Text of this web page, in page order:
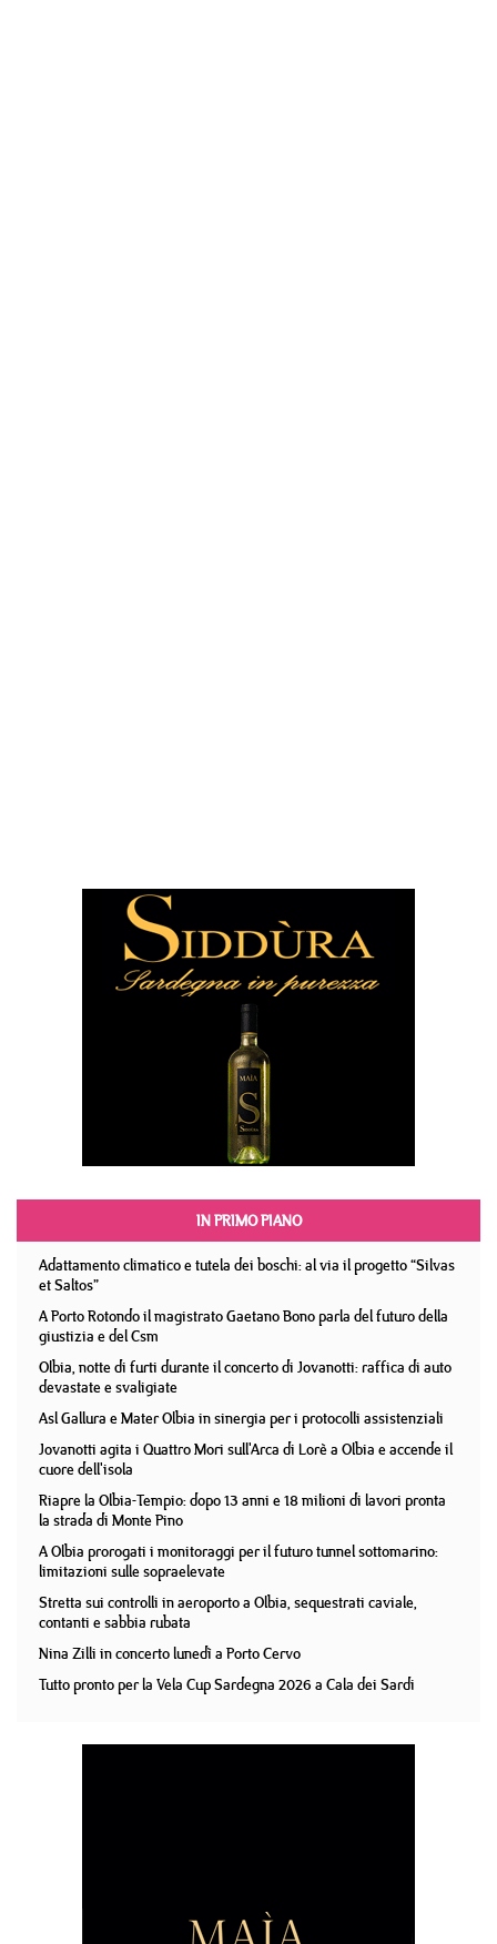
IN PRIMO PIANO
Adattamento climatico e tutela dei boschi: al via il progetto “Silvas
et Saltos”
A Porto Rotondo il magistrato Gaetano Bono parla del futuro della
giustizia e del Csm
Olbia, notte di furti durante il concerto di Jovanotti: raffica di auto
devastate e svaligiate
Asl Gallura e Mater Olbia in sinergia per i protocolli assistenziali
Jovanotti agita i Quattro Mori sull'Arca di Lorè a Olbia e accende il
cuore dell'isola
Riapre la Olbia-Tempio: dopo 13 anni e 18 milioni di lavori pronta
la strada di Monte Pino
A Olbia prorogati i monitoraggi per il futuro tunnel sottomarino:
limitazioni sulle sopraelevate
Stretta sui controlli in aeroporto a Olbia, sequestrati caviale,
contanti e sabbia rubata
Nina Zilli in concerto lunedì a Porto Cervo
Tutto pronto per la Vela Cup Sardegna 2026 a Cala dei Sardi